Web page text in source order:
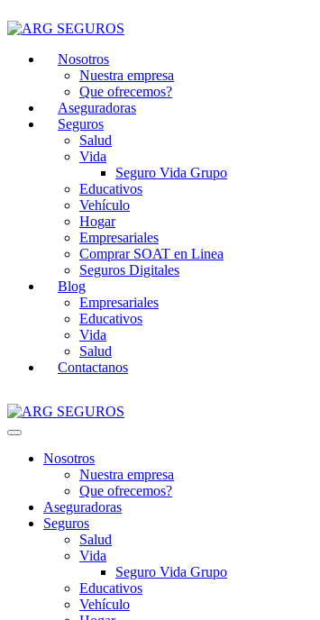
Nosotros
Nuestra empresa
Que ofrecemos?
Aseguradoras
Seguros
Salud
Vida
Seguro Vida Grupo
Educativos
Vehículo
Hogar
Empresariales
Comprar SOAT en Linea
Seguros Digitales
Blog
Empresariales
Educativos
Vida
Salud
Contactanos
Nosotros
Nuestra empresa
Que ofrecemos?
Aseguradoras
Seguros
Salud
Vida
Seguro Vida Grupo
Educativos
Vehículo